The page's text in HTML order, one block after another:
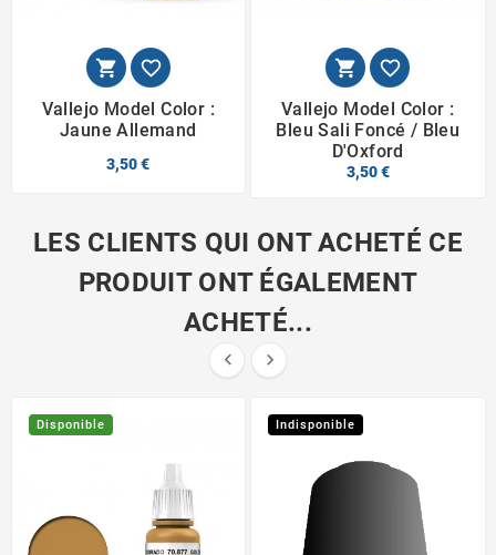
 
Vallejo Model Color :
Jaune Allemand
3,50 €
 
Vallejo Model Color :
Bleu Sali Foncé / Bleu
D'Oxford
3,50 €
LES CLIENTS QUI ONT ACHETÉ CE
PRODUIT ONT ÉGALEMENT
ACHETÉ...
 
Disponible Indisponible